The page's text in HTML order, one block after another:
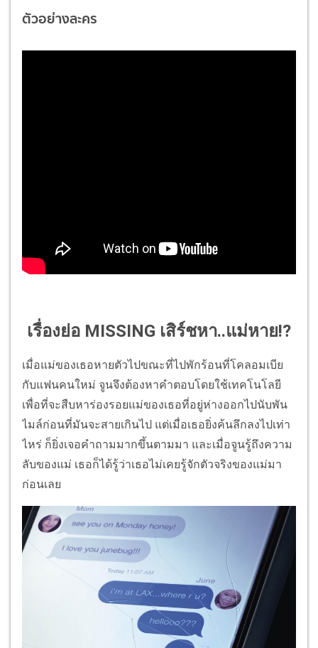
ตัวอย่างละคร
เรื่องย่อ MISSING เสิร์ชหา..แม่หาย!?
เมื่อแม่ของเธอหายตัวไปขณะที่ไปพักร้อนที่โคลอมเบีย
กับแฟนคนใหม่ จูนจึงต้องหาคำตอบโดยใช้เทคโนโลยี
เพื่อที่จะสืบหาร่องรอยแม่ของเธอที่อยู่ห่างออกไปนับพัน
ไมล์ก่อนที่มันจะสายเกินไป แต่เมื่อเธอยิ่งค้นลึกลงไปเท่า
ไหร่ ก็ยิ่งเจอคำถามมากขึ้นตามมา และเมื่อจูนรู้ถึงความ
ลับของแม่ เธอก็ได้รู้ว่าเธอไม่เคยรู้จักตัวจริงของแม่มา
ก่อนเลย